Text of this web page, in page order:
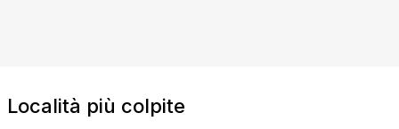
Località più colpite